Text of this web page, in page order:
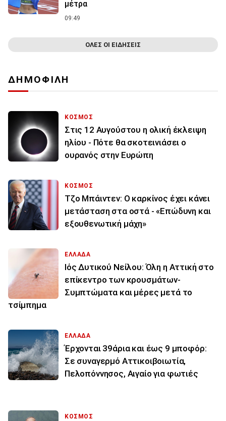
μέτρα
09:49
ΟΛΕΣ ΟΙ ΕΙΔΗΣΕΙΣ
ΔΗΜΟΦΙΛΗ
ΚΟΣΜΟΣ
Στις 12 Αυγούστου η ολική έκλειψη
ηλίου - Πότε θα σκοτεινιάσει ο
ουρανός στην Ευρώπη
ΚΟΣΜΟΣ
Τζο Μπάιντεν: Ο καρκίνος έχει κάνει
μετάσταση στα οστά - «Επώδυνη και
εξουθενωτική μάχη»
ΕΛΛΑΔΑ
Ιός Δυτικού Νείλου: Όλη η Αττική στο
επίκεντρο των κρουσμάτων-
Συμπτώματα και μέρες μετά το
τσίμπημα
ΕΛΛΑΔΑ
Έρχονται 39άρια και έως 9 μποφόρ:
Σε συναγερμό Αττικοιβοιωτία,
Πελοπόννησος, Αιγαίο για φωτιές
ΚΟΣΜΟΣ